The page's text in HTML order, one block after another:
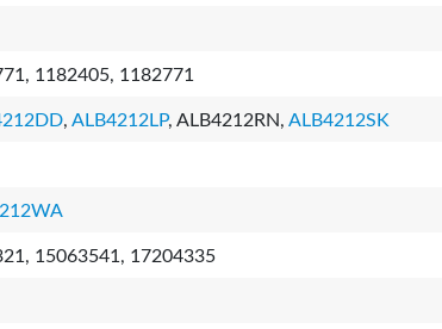
1182405, 1182771
, ALB4212LP, ALB4212RN, ALB4212SK
15063541, 17204335